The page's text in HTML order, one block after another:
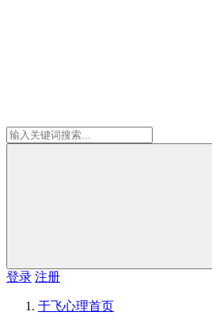
登录 注册
于飞心理首页